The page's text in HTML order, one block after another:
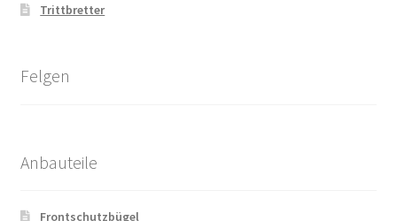
Trittbretter
Felgen
Anbauteile
Frontschutzbügel